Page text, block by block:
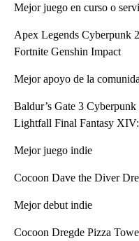
Mejor juego en curso o
Apex Legends Cyberpunk
Fortnite Genshin Impact
Mejor apoyo de la
Baldur’s Gate 3
Lightfall Final Fantasy
Mejor juego indie
Cocoon Dave the Diver
Mejor debut indie
Cocoon Dregde Pizza